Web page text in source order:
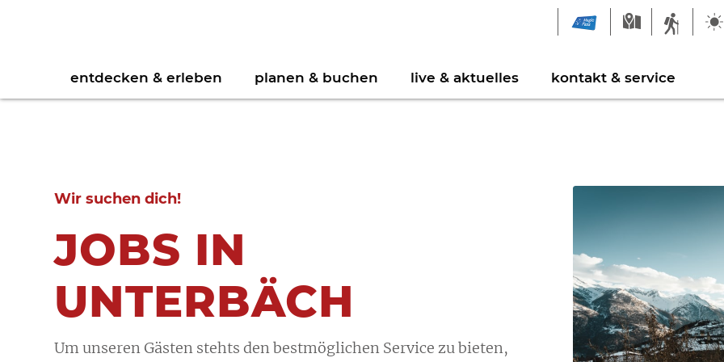
entdecken & erleben
Biken
Trottinett
planen & buchen
Jetzt buchen
live & aktuelles kontakt & service
Prospektdownload
Wir suchen dich!
JOBS IN
UNTERBÄCH
Um unseren Gästen stehts den bestmöglichen Service zu bieten,